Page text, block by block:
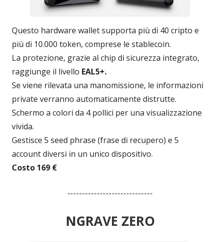
Questo hardware wallet supporta più di 40 cripto e
più di 10.000 token, comprese le stablecoin.
La protezione, grazie al chip di sicurezza integrato,
raggiunge il livello EAL5+.
Se viene rilevata una manomissione, le informazioni
private verranno automaticamente distrutte.
Schermo a colori da 4 pollici per una visualizzazione
vivida.
Gestisce 5 seed phrase (frase di recupero) e 5
account diversi in un unico dispositivo.
Costo 169 €
-----------------------------
NGRAVE ZERO